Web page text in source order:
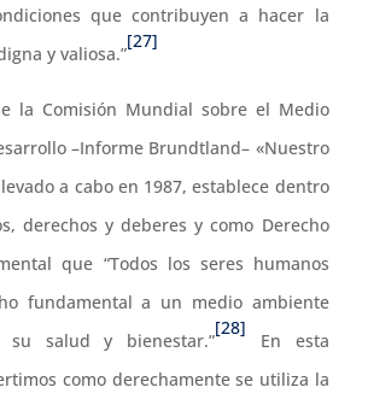
que contribuyen a hacer la
y valiosa.”
[27]
la Comisión Mundial sobre el Medio
–Informe Brundtland– «Nuestro
a cabo en 1987, establece dentro
derechos y deberes y como Derecho
que “Todos los seres humanos
fundamental a un medio ambiente
su salud y bienestar.”
[28]
En esta
como derechamente se utiliza la